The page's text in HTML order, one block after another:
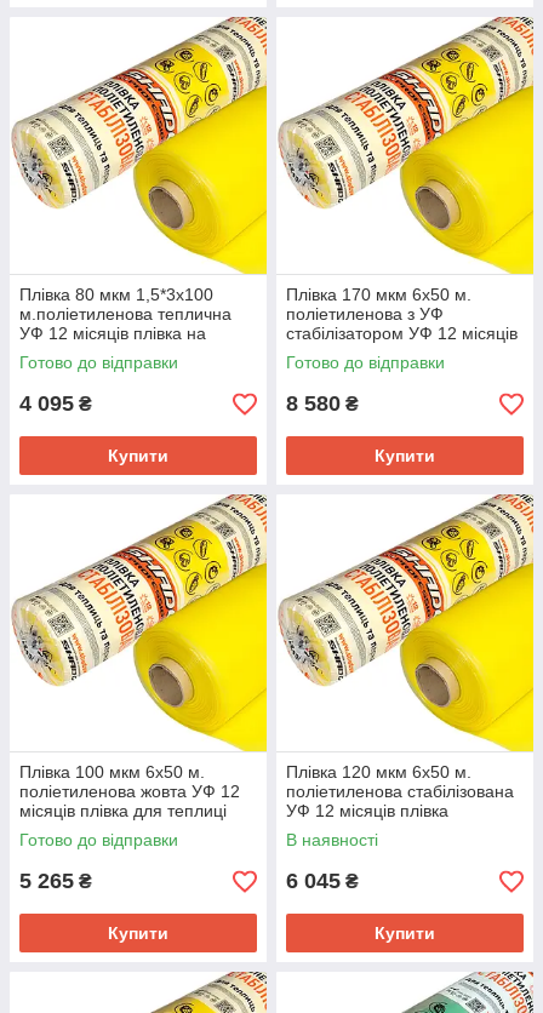
Плівка 80 мкм 1,5*3х100
м.поліетиленова теплична
УФ 12 місяців плівка на
теплицю
Готово до відправки
4 095 ₴
Купити
Плівка 170 мкм 6х50 м.
поліетиленова з УФ
стабілізатором УФ 12 місяців
Готово до відправки
8 580 ₴
Купити
Плівка 100 мкм 6х50 м.
поліетиленова жовта УФ 12
місяців плівка для теплиці
Готово до відправки
5 265 ₴
Купити
Плівка 120 мкм 6х50 м.
поліетиленова стабілізована
УФ 12 місяців плівка
теплична
В наявності
6 045 ₴
Купити